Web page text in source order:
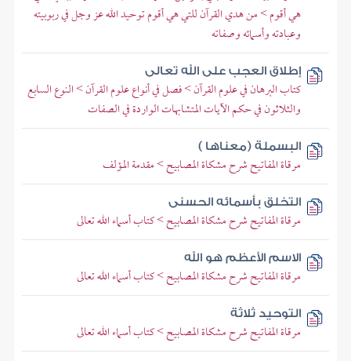
هي أقوم > من هدي القرآن للتي هي أقوم توحيد الله عز وجل في ربوبيته
وعبادته وأسمائه وصفاته
إطلاق العجب على الله تعالى
كتاب البرهان في علوم القرآن > فصل في أنواع علوم القرآن > النوع السابع
والثلاثون في حكم الآيات المتشابهات الواردة في الصفات
البسملة (معناها )
مرقاة المفاتيح شرح مشكاة المصابيح > مقدمة المؤلف
التخلق بأسمائه الحسنى
مرقاة المفاتيح شرح مشكاة المصابيح > كتاب أسماء الله تعالى
الاسم الأعظم هو الله
مرقاة المفاتيح شرح مشكاة المصابيح > كتاب أسماء الله تعالى
التوحيد ثلاثة
مرقاة المفاتيح شرح مشكاة المصابيح > كتاب أسماء الله تعالى